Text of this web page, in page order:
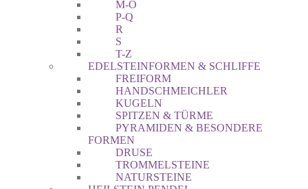
M-O
P-Q
R
S
T-Z
EDELSTEINFORMEN & SCHLIFFE
FREIFORM
HANDSCHMEICHLER
KUGELN
SPITZEN & TÜRME
PYRAMIDEN & BESONDERE
FORMEN
DRUSE
TROMMELSTEINE
NATURSTEINE